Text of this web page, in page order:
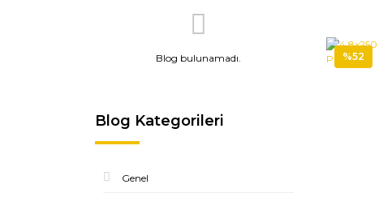
Blog bulunamadı.
Blog Kategorileri
Genel
%52